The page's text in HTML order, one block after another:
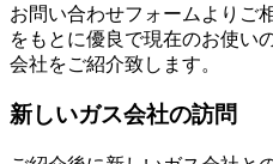
お問い合わせフォームよりご
をもとに優良で現在のお使い
会社をご紹介致します。
新しいガス会社の訪問